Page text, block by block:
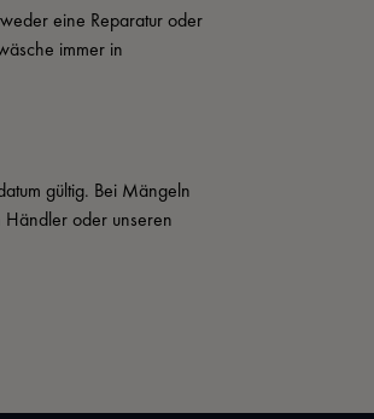
eine Reparatur oder
immer in
gültig. Bei Mängeln
oder unseren